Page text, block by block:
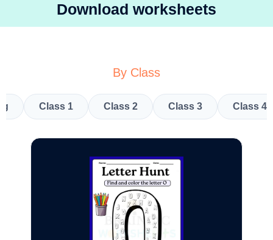
Download worksheets
By Class
Class 1 Class 2 Class 3 Class 4